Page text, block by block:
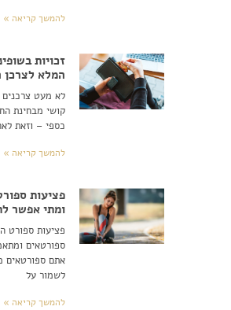
להמשך קריאה »
זכויות
המלא לצרכן
לא מעט
קושי מבחינת
כספי – וזאת
להמשך קריאה »
פציעות
ומתי אפשר
פציעות ספורט
ספורטאים
אתם ספורטאים
לשמור על
להמשך קריאה »